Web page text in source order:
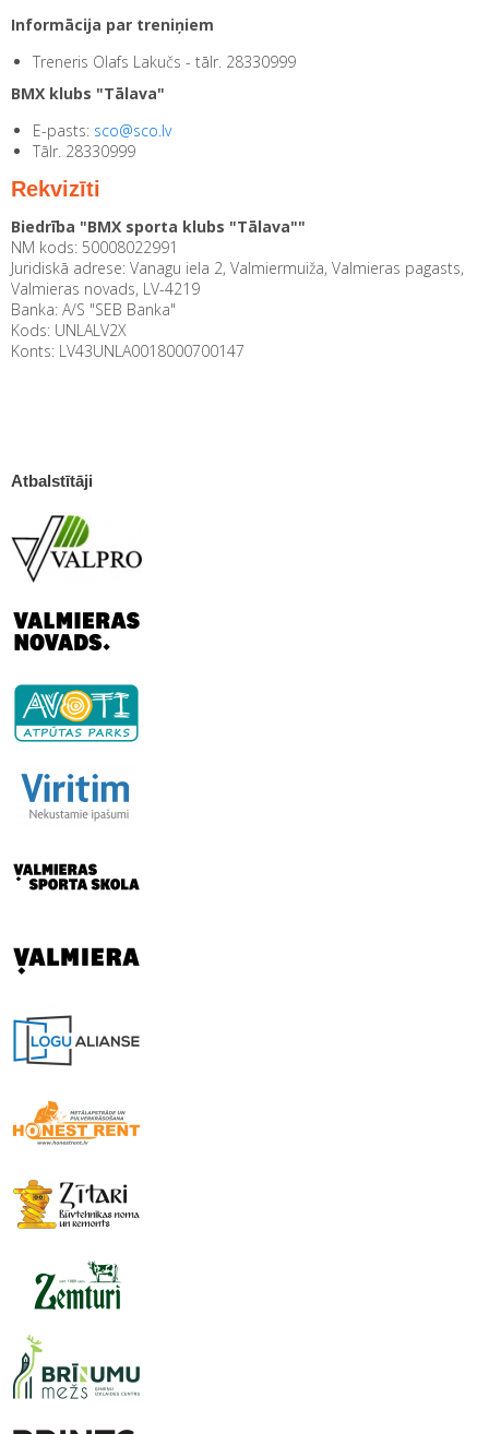
Informācija par treniņiem
Treneris Olafs Lakučs - tālr. 28330999
BMX klubs "Tālava"
E-pasts: sco@sco.lv
Tālr. 28330999
Rekvizīti
Biedrība "BMX sporta klubs "Tālava""
NM kods: 50008022991
Juridiskā adrese: Vanagu iela 2, Valmiermuiža, Valmieras pagasts,
Valmieras novads, LV-4219
Banka: A/S "SEB Banka"
Kods: UNLALV2X
Konts: LV43UNLA0018000700147
Atbalstītāji